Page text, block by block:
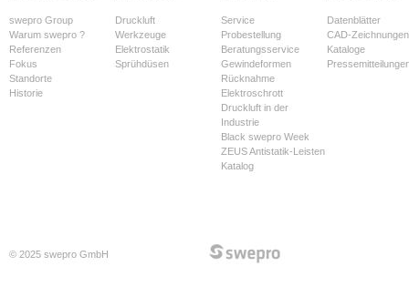
swepro Group
Warum swepro ?
Referenzen
Fokus
Standorte
Historie
Druckluft
Werkzeuge
Elektrostatik
Sprühdüsen
Service
Probestellung
Beratungsservice
Gewindeformen
Rücknahme
Elektroschrott
Druckluft in der
Industrie
Black swepro Week
ZEUS Antistatik-Leisten
Katalog
Datenblätter
CAD-Zeichnungen
Kataloge
© 2025 swepro GmbH